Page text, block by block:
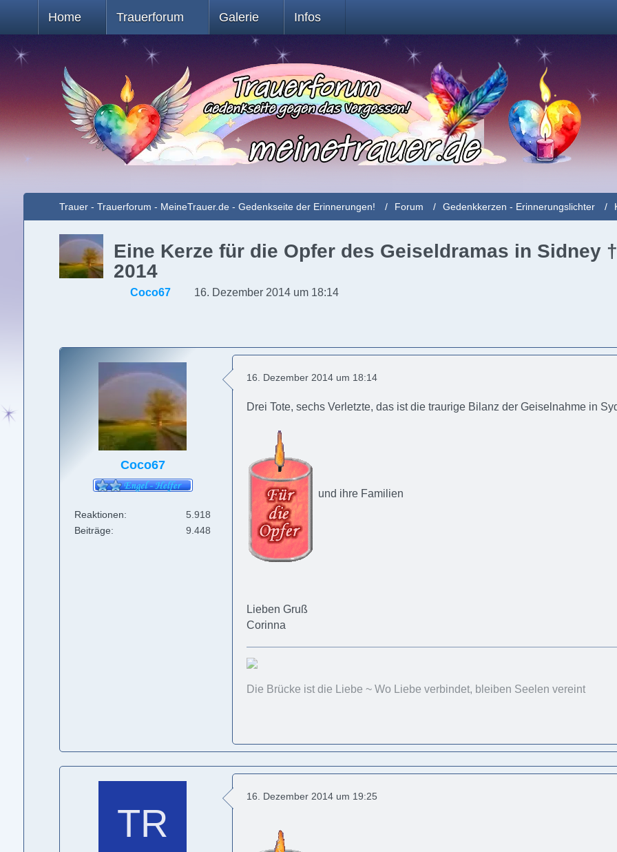
Home Trauerforum Galerie Infos
Trauer - Trauerforum - MeineTrauer.de - Gedenkseite der Erinnerungen! Forum Gedenkkerzen - Erinnerungslichter
Eine Kerze für die Opfer des Geiseldramas in Sidney
2014
Coco67 16. Dezember 2014 um 18:14
Coco67
Reaktionen
5.918
Beiträge
9.448
16. Dezember 2014 um 18:14
Drei Tote, sechs Verletzte, das ist die traurige Bilanz der Geiselnahme in
und ihre Familien
Lieben Gruß
Corinna
Die Brücke ist die Liebe ~ Wo Liebe verbindet, bleiben Seelen vereint
16. Dezember 2014 um 19:25